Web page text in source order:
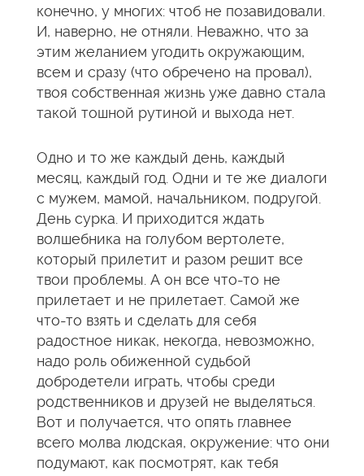
конечно, у многих: чтоб не позавидовали.
И, наверно, не отняли. Неважно, что за
этим желанием угодить окружающим,
всем и сразу (что обречено на провал),
твоя собственная жизнь уже давно стала
такой тошной рутиной и выхода нет.
Одно и то же каждый день, каждый
месяц, каждый год. Одни и те же диалоги
с мужем, мамой, начальником, подругой.
День сурка. И приходится ждать
волшебника на голубом вертолете,
который прилетит и разом решит все
твои проблемы. А он все что-то не
прилетает и не прилетает. Самой же
что-то взять и сделать для себя
радостное никак, некогда, невозможно,
надо роль обиженной судьбой
добродетели играть, чтобы среди
родственников и друзей не выделяться.
Вот и получается, что опять главнее
всего молва людская, окружение: что они
подумают, как посмотрят, как тебя